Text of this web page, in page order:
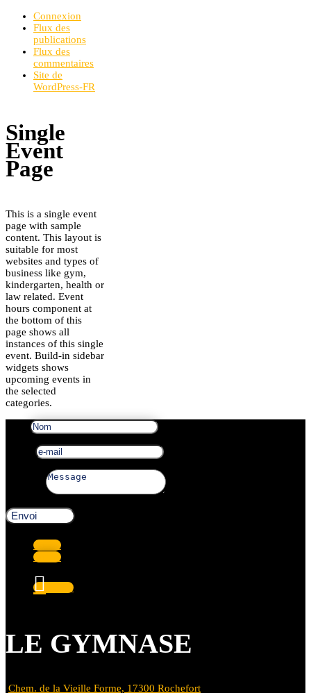
Connexion
Flux des
publications
Flux des
commentaires
Site de
WordPress-FR
Single
Event
Page
This is a single event
page with sample
content. This layout is
suitable for most
websites and types of
business like gym,
kindergarten, health or
law related. Event
hours component at
the bottom of this
page shows all
instances of this single
event. Build-in sidebar
widgets shows
upcoming events in
the selected
categories.
Envoi
Suivre
Suivre
Suivre
LE GYMNASE
Chem. de la Vieille Forme, 17300 Rochefort